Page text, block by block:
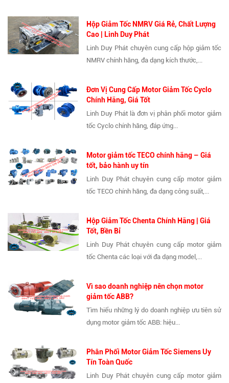
Hộp Giảm Tốc NMRV Giá Rẻ, Chất Lượng
Cao | Linh Duy Phát
Linh Duy Phát chuyên cung cấp hộp giảm tốc
NMRV chính hãng, đa dạng kích thước,...
Đơn Vị Cung Cấp Motor Giảm Tốc Cyclo
Chính Hãng, Giá Tốt
Linh Duy Phát là đơn vị phân phối motor giảm
tốc Cyclo chính hãng, đáp ứng...
Motor giảm tốc TECO chính hãng – Giá
tốt, bảo hành uy tín
Linh Duy Phát chuyên cung cấp motor giảm
tốc TECO chính hãng, đa dạng công suất,...
Hộp Giảm Tốc Chenta Chính Hãng | Giá
Tốt, Bền Bỉ
Linh Duy Phát chuyên cung cấp motor giảm
tốc Chenta các loại với đa dạng model,...
Vì sao doanh nghiệp nên chọn motor
giảm tốc ABB?
Tìm hiểu những lý do doanh nghiệp ưu tiên sử
dụng motor giảm tốc ABB: hiệu...
Phân Phối Motor Giảm Tốc Siemens Uy
Tín Toàn Quốc
Linh Duy Phát chuyên cung cấp motor giảm